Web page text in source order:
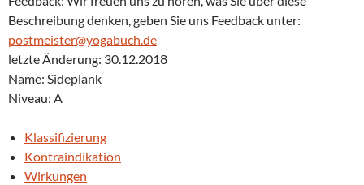
Beschreibung denken, geben Sie uns Feedback unter:
postmeister@yogabuch.de
letzte Änderung: 30.12.2018
Name: Sideplank
Niveau: A
Klassifizierung
Kontraindikation
Wirkungen